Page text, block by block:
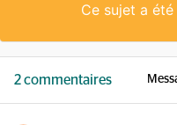
Ce sujet a
2 commentaires